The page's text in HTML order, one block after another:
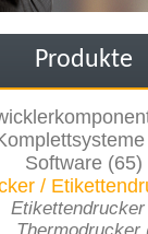
Produkte
Software (65)
/
Etikettendrucker